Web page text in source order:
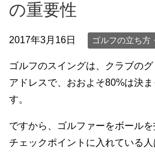
の重要性
2017年3月16日 ゴルフの立ち方
ゴルフのスイングは、クラブの
アドレスで、おおよそ80%は決
す。
ですから、ゴルファーをボール
チェックポイントに入れている人